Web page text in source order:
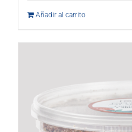
Añadir al carrito